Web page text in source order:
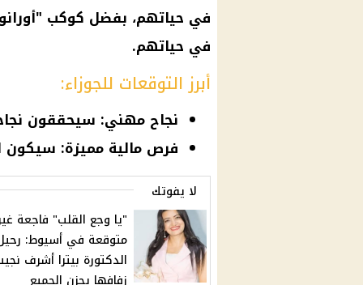
في حياتهم، بفضل كوكب
في حياتهم.
أبرز التوقعات للجوزاء:
نجاح مهني: سيحققون
فرص مالية مميزة: سيكون
لا يفوتك
"يا وجع القلب" فاجعة
متوقعة في أسيوط:
الدكتورة بيترا أشرف